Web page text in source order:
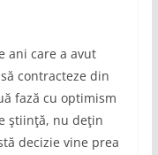
ani care a avut
contracteze din
fază cu optimism
ştiinţă, nu deţin
decizie vine prea